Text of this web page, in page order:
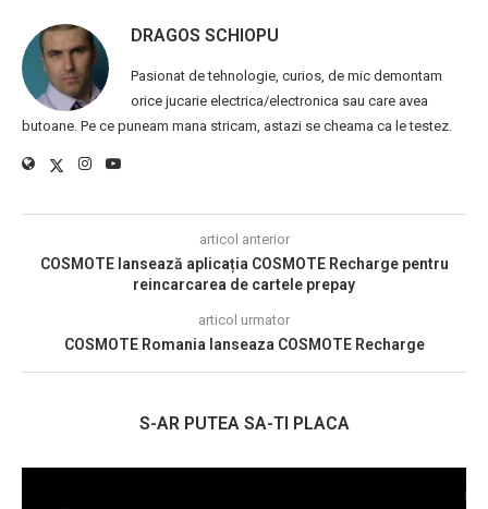
DRAGOS SCHIOPU
Pasionat de tehnologie, curios, de mic demontam
orice jucarie electrica/electronica sau care avea
butoane. Pe ce puneam mana stricam, astazi se cheama ca le testez.
articol anterior
COSMOTE lansează aplicația COSMOTE Recharge pentru
reincarcarea de cartele prepay
articol urmator
COSMOTE Romania lanseaza COSMOTE Recharge
S-AR PUTEA SA-TI PLACA